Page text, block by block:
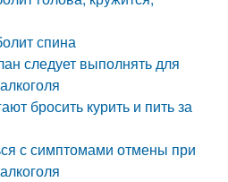
спина
следует выполнять для
бросить курить и пить за
с симптомами отмены при